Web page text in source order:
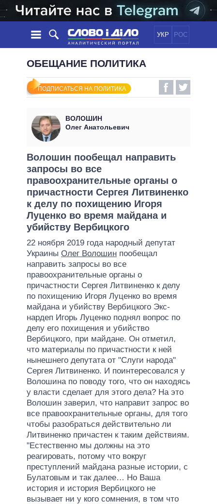
УКР РОС
НОВОСТИ
ЛЕНТА
СОБЫТИЯ
МНЕНИЯ
ОБЗОРЫ
ДАЙДЖЕСТЫ
ПОЛИТИКА
ЭКОНОМИКА
МИР
ОБЕЩАНИЯ
ВСЕ ПОЛИТИКИ
ПРЕЗИДЕНТ И ОФИС
ВЕРХОВНАЯ РАДА
КАБИНЕТ МИНИСТРОВ
ГЛАВЫ ОБЛАДМИНИСТРАЦИЙ
МЭРЫ
ВСЕ ПЕРСОНЫ
ИНФОГРАФИКА
ПОДДЕРЖАТЬ
СРАВНЕНИЕ ПОЛИТИКОВ
ОБЕЩАНИЕ ПОЛИТИКА
ПОДПИСАТЬСЯ НА ПОЛИТИКА
ВОЛОШИН
Олег Анатольевич
Волошин пообещал направить
запросы во все
правоохранительные органы о
причастности Сергея Литвиненко
к делу по похищению Игоря
Луценко во время майдана и
убийству Вербицкого
22 ноября 2019 года народный депутат
Украины Олег Волошин пообещал
направить запросы во все
правоохранительные органы о
причастности Сергея Литвиненко к делу
по похищению Игоря Луценко во время
майдана и убийству Вербицкого Экс-
нардеп Игорь Луценко поднял вопрос по
делу его похищения и убийство
Вербицкого, при майдане. Он отметил,
что материалы по причастности к ней
нынешнего депутата от "Слуги народа"
Сергея Литвиненко. И поинтересовался у
Волошина по поводу того, что он находясь
у власти сделает для этого дела? На это
Волошин заверил, что направит запрос во
все правоохранительные органы, для того
чтобы разобраться действительно ли
Литвиненко причастен к таким действиям.
"Естественно мы должны на это
реагировать, потому что вокруг
преступлений майдана разные истории, с
Булатовым и так далее… Но Ваша
история и история Вербицкого не
вызывает ни у кого сомнения, в том что